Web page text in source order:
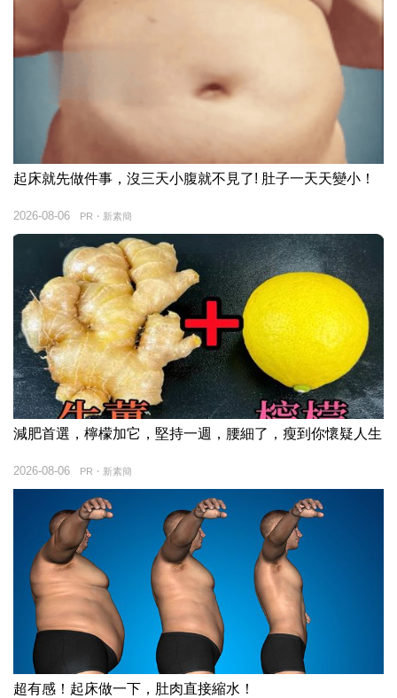
起床就先做件事，沒三天小腹就不見了! 肚子一天天變小！
PR・新素簡
2026-08-06
減肥首選，檸檬加它，堅持一週，腰細了，瘦到你懷疑人生
PR・新素簡
2026-08-06
超有感！起床做一下，肚肉直接縮水！